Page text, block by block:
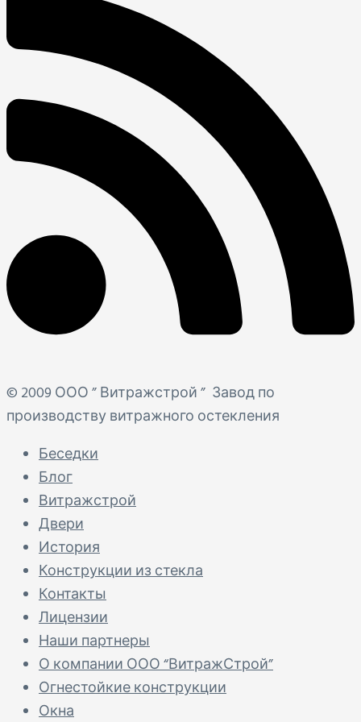
© 2009 ООО ” Витражстрой ” Завод по
производству витражного остекления
Беседки
Блог
Витражстрой
Двери
История
Конструкции из стекла
Контакты
Лицензии
Наши партнеры
О компании ООО “ВитражСтрой”
Огнестойкие конструкции
Окна